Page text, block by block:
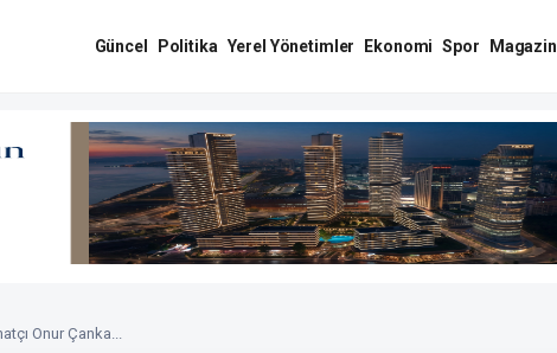
Güncel Politika Yerel Yönetimler Ekonomi Spor Magazin
Onur Çanka...